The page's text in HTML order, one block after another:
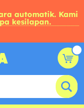
automatik. Kami
kesilapan.